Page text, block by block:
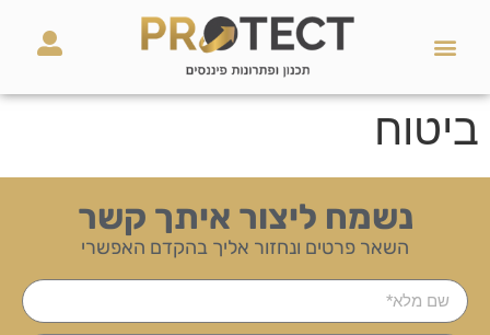
ביטוח
נשמח ליצור איתך קשר
השאר פרטים ונחזור אליך בהקדם האפשרי